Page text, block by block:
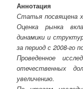
Аннотация
Статья посвящена
Оценка рынка
динамики и
за период с 2008-го
Проведенное
отечественных
увеличению.